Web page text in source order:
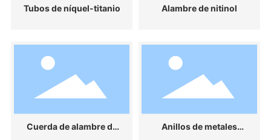
Tubos de níquel-titanio Alambre de nitinol
Cuerda de alambre de
Anillos de metales